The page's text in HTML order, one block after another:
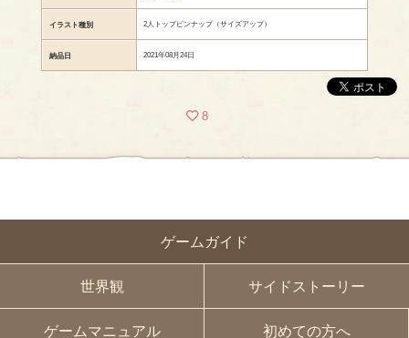
ゲームガイド
世界観 サイドストーリー
ゲームマニュアル 初めての方へ
イラスト種別 2人トップピンナップ（サイズアップ）
納品日 2021年08月24日
8